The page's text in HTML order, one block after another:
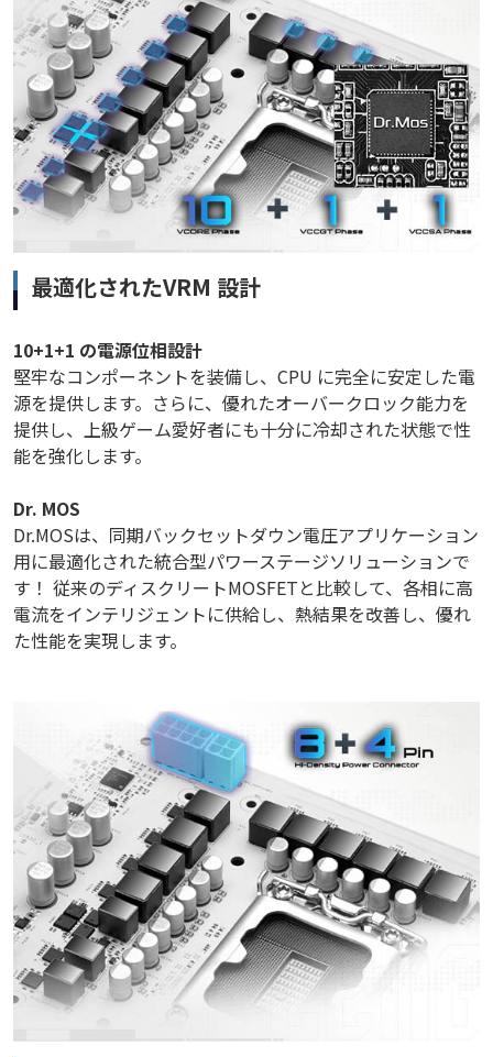
最適化されたVRM 設計
10+1+1 の電源位相設計
堅牢なコンポーネントを装備し、CPU に完全に安定した電
源を提供します。さらに、優れたオーバークロック能力を
提供し、上級ゲーム愛好者にも十分に冷却された状態で性
能を強化します。
Dr. MOS
Dr.MOSは、同期バックセットダウン電圧アプリケーション
用に最適化された統合型パワーステージソリューションで
す！ 従来のディスクリートMOSFETと比較して、各相に高
電流をインテリジェントに供給し、熱結果を改善し、優れ
た性能を実現します。